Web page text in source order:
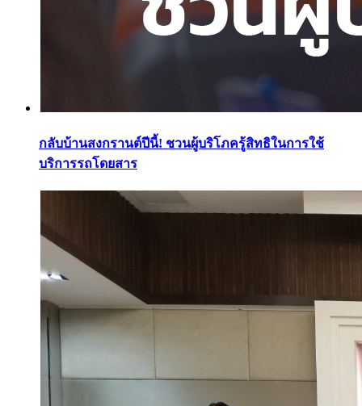
กลับบ้านสงกรานต์ปีนี้! ชวนผู้บริโภครู้สิทธิในการใช้
บริการรถโดยสาร